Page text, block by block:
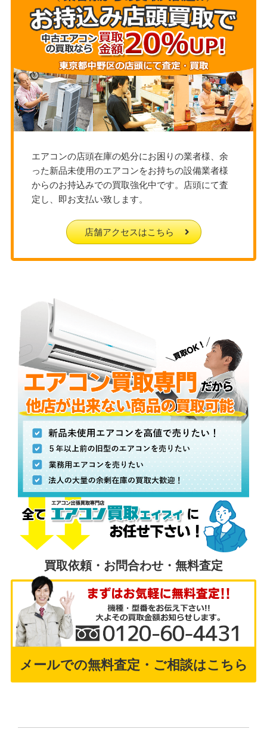
エアコンの店頭在庫の処分にお困りの業者様、余
った新品未使用のエアコンをお持ちの設備業者様
からのお持込みでの買取強化中です。店頭にて査
定し、即お支払い致します。
店舗アクセスはこちら
買取依頼・お問合わせ・無料査定
メールでの無料査定・ご相談はこちら